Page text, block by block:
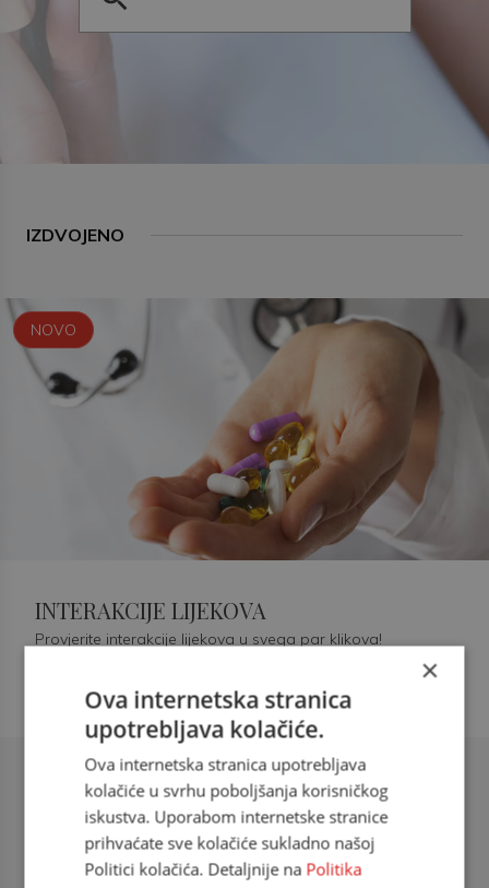
IZDVOJENO
Šećerna bolest tip 2 = kardiovaskularna
doc. dr. sc. Višnja Kokić Maleš,
dr.med., specijalististica
NOVO
INTERAKCIJE LIJEKOVA
Provjerite interakcije lijekova u svega par klikova!
×
Ova internetska stranica
upotrebljava kolačiće.
Ova internetska stranica upotrebljava
kolačiće u svrhu poboljšanja korisničkog
iskustva. Uporabom internetske stranice
prihvaćate sve kolačiće sukladno našoj
Politici kolačića. Detaljnije na Politika